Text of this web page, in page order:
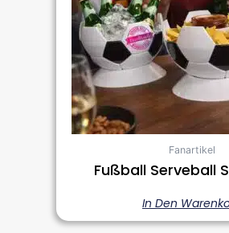
Fanartikel
Fußball Serveball
In Den